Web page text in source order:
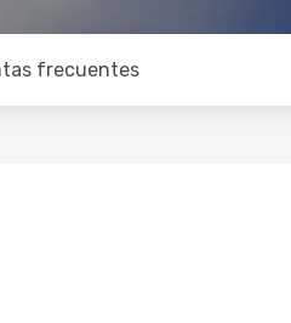
frecuentes